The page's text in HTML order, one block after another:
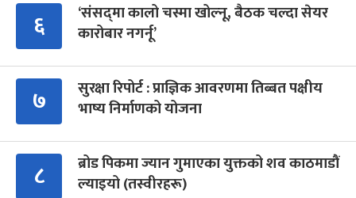
६
‘संसद्‍मा कालो चस्मा खोल्नू, बैठक चल्दा सेयर
कारोबार नगर्नू’
७
सुरक्षा रिपोर्ट : प्राज्ञिक आवरणमा तिब्बत पक्षीय
भाष्य निर्माणको योजना
८
ब्रोड पिकमा ज्यान गुमाएका युक्तको शव काठमाडौं
ल्याइयो (तस्वीरहरू)